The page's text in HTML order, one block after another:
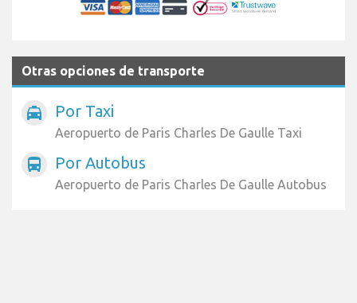
Otras opciones de transporte
local_taxi Por Taxi
Aeropuerto de Paris Charles De Gaulle Taxi
directions_bus Por Autobus
Aeropuerto de Paris Charles De Gaulle Autobus